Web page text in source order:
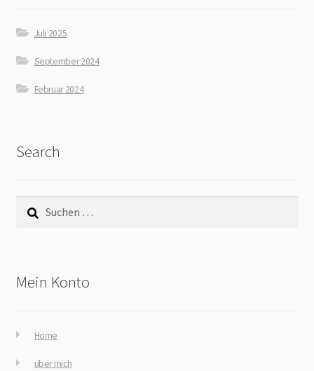
Juli 2025
September 2024
Februar 2024
Search
Mein Konto
Home
über mich